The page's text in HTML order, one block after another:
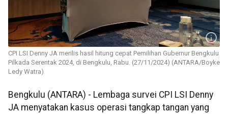
CPI LSI Denny JA merilis hasil hitung cepat Pemilihan Gubernur Bengkulu
Pilkada Serentak 2024, di Bengkulu, Rabu. (27/11/2024) (ANTARA/Boyke
Ledy Watra)
Bengkulu (ANTARA) - Lembaga survei CPI LSI Denny
JA menyatakan kasus operasi tangkap tangan yang